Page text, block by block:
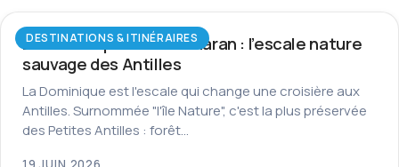
DESTINATIONS & ITINÉRAIRES
La Dominique en catamaran : l’escale nature
sauvage des Antilles
La Dominique est l'escale qui change une croisière aux
Antilles. Surnommée "l'île Nature", c'est la plus préservée
des Petites Antilles : forêt…